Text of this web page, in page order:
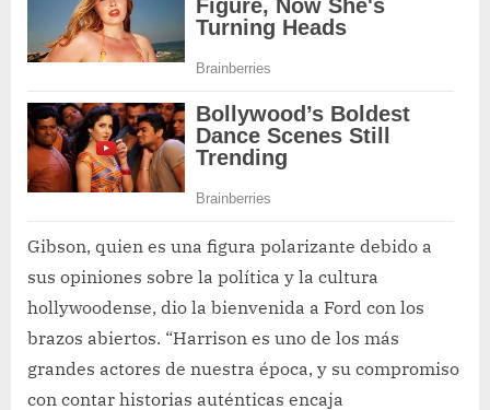
Gibson, quien es una figura polarizante debido a
sus opiniones sobre la política y la cultura
hollywoodense, dio la bienvenida a Ford con los
brazos abiertos. “Harrison es uno de los más
grandes actores de nuestra época, y su compromiso
con contar historias auténticas encaja